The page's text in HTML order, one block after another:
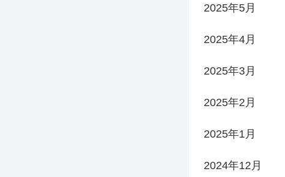
2025年5月
2025年4月
2025年3月
2025年2月
2025年1月
2024年12月